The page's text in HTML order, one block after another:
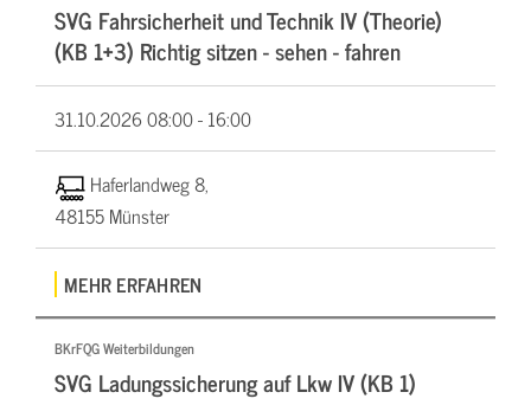
SVG Fahrsicherheit und Technik IV (Theorie)
(KB 1+3) Richtig sitzen - sehen - fahren
31.10.202608:00 - 16:00
Haferlandweg 8,
48155 Münster
MEHR ERFAHREN
BKrFQG Weiterbildungen
SVG Ladungssicherung auf Lkw IV (KB 1)